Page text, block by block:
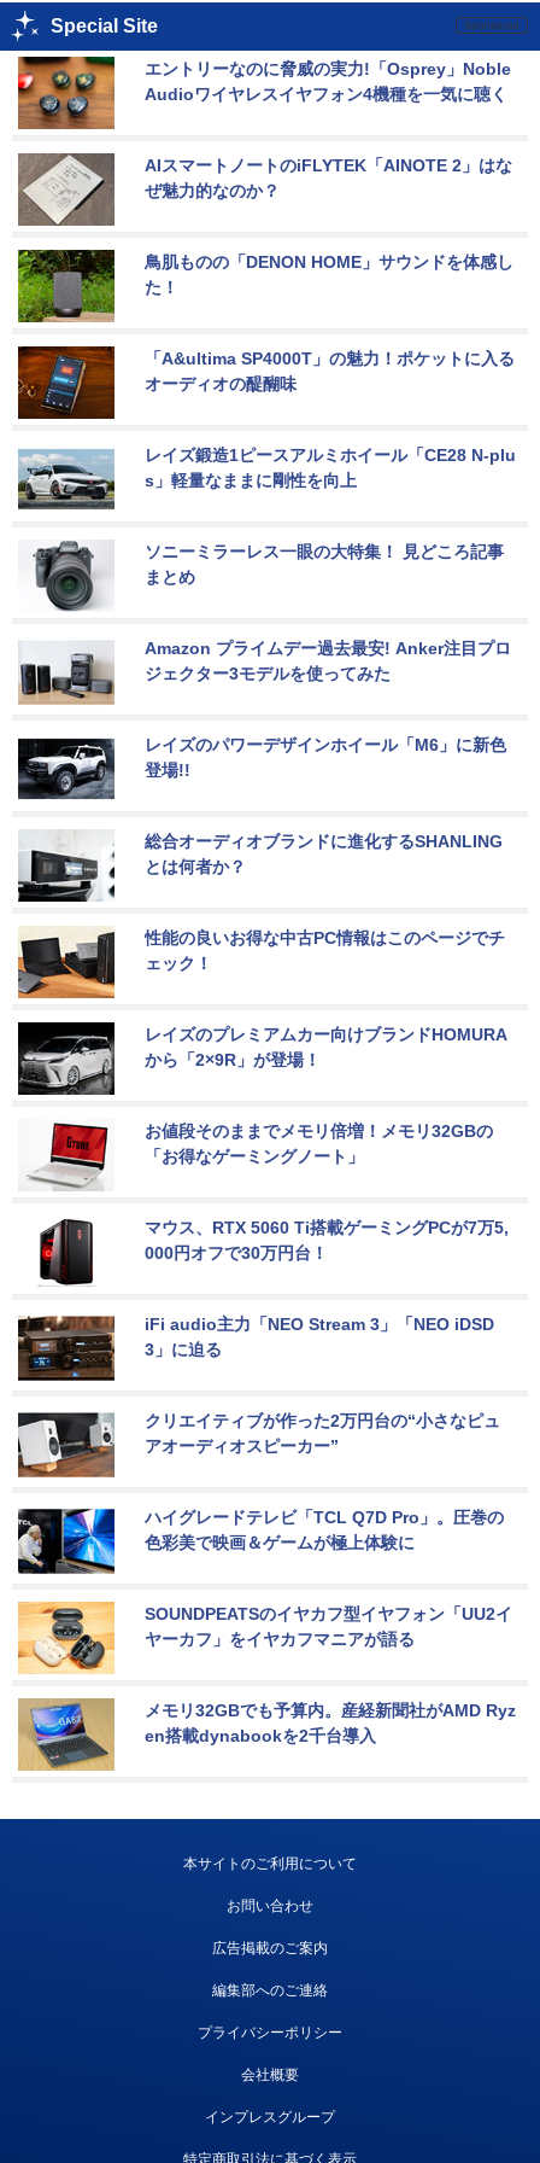
Special Site
エントリーなのに脅威の実力!「Osprey」Noble
Audioワイヤレスイヤフォン4機種を一気に聴く
AIスマートノートのiFLYTEK「AINOTE 2」はな
ぜ魅力的なのか？
鳥肌ものの「DENON HOME」サウンドを体感し
た！
「A&ultima SP4000T」の魅力！ポケットに入る
オーディオの醍醐味
レイズ鍛造1ピースアルミホイール「CE28 N-plu
s」軽量なままに剛性を向上
ソニーミラーレス一眼の大特集！ 見どころ記事
まとめ
Amazon プライムデー過去最安! Anker注目プロ
ジェクター3モデルを使ってみた
レイズのパワーデザインホイール「M6」に新色
登場!!
総合オーディオブランドに進化するSHANLING
とは何者か？
性能の良いお得な中古PC情報はこのページでチ
ェック！
レイズのプレミアムカー向けブランドHOMURA
から「2×9R」が登場！
お値段そのままでメモリ倍増！メモリ32GBの
「お得なゲーミングノート」
マウス、RTX 5060 Ti搭載ゲーミングPCが7万5,
000円オフで30万円台！
iFi audio主力「NEO Stream 3」「NEO iDSD
3」に迫る
クリエイティブが作った2万円台の“小さなピュ
アオーディオスピーカー”
ハイグレードテレビ「TCL Q7D Pro」。圧巻の
色彩美で映画＆ゲームが極上体験に
SOUNDPEATSのイヤカフ型イヤフォン「UU2イ
ヤーカフ」をイヤカフマニアが語る
メモリ32GBでも予算内。産経新聞社がAMD Ryz
en搭載dynabookを2千台導入
本サイトのご利用について
お問い合わせ
広告掲載のご案内
編集部へのご連絡
プライバシーポリシー
会社概要
インプレスグループ
特定商取引法に基づく表示